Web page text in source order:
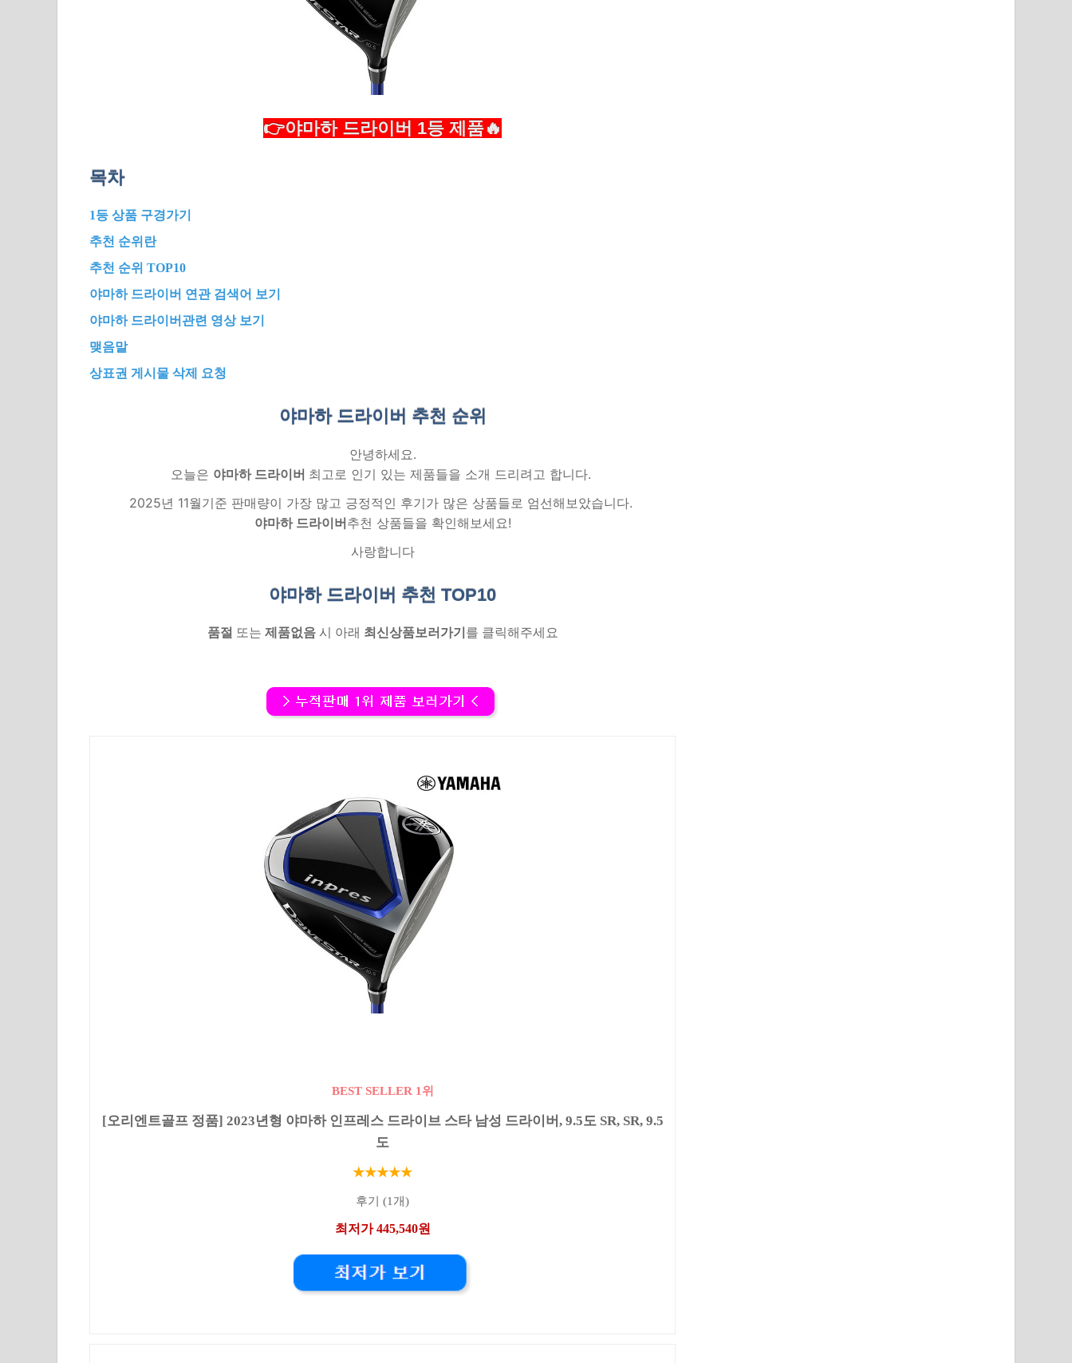
👉야마하 드라이버 1등 제품🔥
목차
1등 상품 구경가기
추천 순위란
추천 순위 TOP10
야마하 드라이버 연관 검색어 보기
야마하 드라이버관련 영상 보기
맺음말
상표권 게시물 삭제 요청
야마하 드라이버 추천 순위
안녕하세요.
오늘은 야마하 드라이버 최고로 인기 있는 제품들을 소개 드리려고 합니다.
2025년 11월기준 판매량이 가장 많고 긍정적인 후기가 많은 상품들로 엄선해보았습니다.
야마하 드라이버추천 상품들을 확인해보세요!
사랑합니다
야마하 드라이버 추천 TOP10
품절 또는 제품없음시 아래 최신상품보러가기 를 클릭해주세요
BEST SELLER 1위
[오리엔트골프 정품] 2023년형 야마하 인프레스 드라이브 스타 남성 드라이버, 9.5도 SR, SR, 9.5
도
★★★★★
후기 (1개)
최저가 445,540원